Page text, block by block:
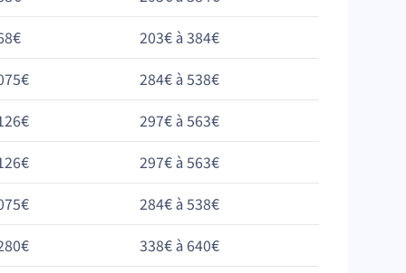
203€ à 384€
284€ à 538€
297€ à 563€
297€ à 563€
284€ à 538€
338€ à 640€